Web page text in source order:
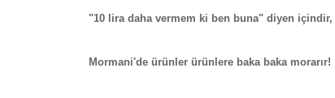
"10 lira daha vermem ki ben buna" diyen
Mormani'de ürünler ürünlere baka baka morarır!